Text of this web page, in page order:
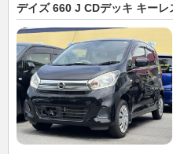
デイズ 660 J CDデッキ キー